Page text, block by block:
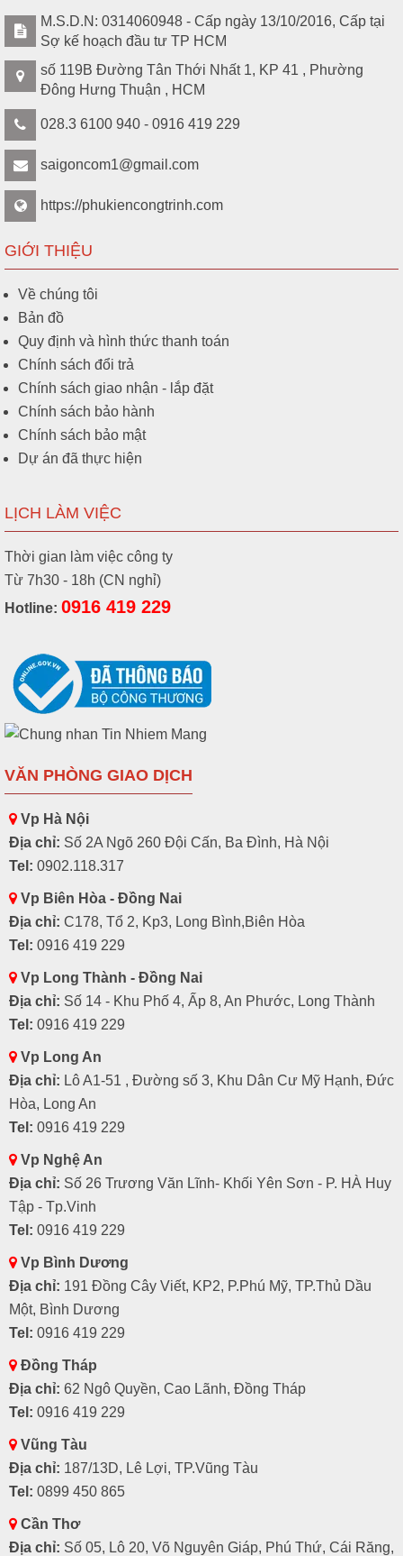
M.S.D.N: 0314060948 - Cấp ngày 13/10/2016, Cấp tại
Sợ kế hoạch đầu tư TP HCM
số 119B Đường Tân Thới Nhất 1, KP 41 , Phường
Đông Hưng Thuận , HCM
028.3 6100 940 - 0916 419 229
saigoncom1@gmail.com
https://phukiencongtrinh.com
GIỚI THIỆU
Về chúng tôi
Bản đồ
Quy định và hình thức thanh toán
Chính sách đổi trả
Chính sách giao nhận - lắp đặt
Chính sách bảo hành
Chính sách bảo mật
Dự án đã thực hiện
LỊCH LÀM VIỆC
Thời gian làm việc công ty
Từ 7h30 - 18h (CN nghỉ)
Hotline: 0916 419 229
VĂN PHÒNG GIAO DỊCH
Vp Hà Nội
Địa chỉ: Số 2A Ngõ 260 Đội Cấn, Ba Đình, Hà Nội
Tel: 0902.118.317
Vp Biên Hòa - Đồng Nai
Địa chỉ: C178, Tổ 2, Kp3, Long Bình,Biên Hòa
Tel: 0916 419 229
Vp Long Thành - Đồng Nai
Địa chỉ: Số 14 - Khu Phố 4, Ấp 8, An Phước, Long Thành
Tel: 0916 419 229
Vp Long An
Địa chỉ: Lô A1-51 , Đường số 3, Khu Dân Cư Mỹ Hạnh, Đức
Hòa, Long An
Tel: 0916 419 229
Vp Nghệ An
Địa chỉ: Số 26 Trương Văn Lĩnh- Khối Yên Sơn - P. HÀ Huy
Tập - Tp.Vinh
Tel: 0916 419 229
Vp Bình Dương
Địa chỉ: 191 Đồng Cây Viết, KP2, P.Phú Mỹ, TP.Thủ Dầu
Một, Bình Dương
Tel: 0916 419 229
Đồng Tháp
Địa chỉ: 62 Ngô Quyền, Cao Lãnh, Đồng Tháp
Tel: 0916 419 229
Vũng Tàu
Địa chỉ: 187/13D, Lê Lợi, TP.Vũng Tàu
Tel: 0899 450 865
Cần Thơ
Địa chỉ: Số 05, Lô 20, Võ Nguyên Giáp, Phú Thứ, Cái Răng,